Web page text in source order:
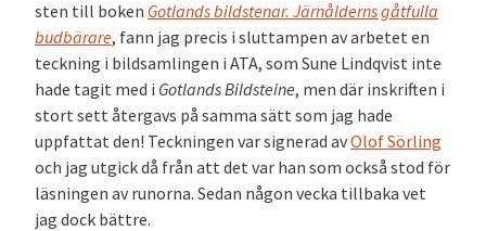
sten till boken Gotlands bildstenar. Järnålderns gåtfulla
budbärare, fann jag precis i sluttampen av arbetet en
teckning i bildsamlingen i ATA, som Sune Lindqvist inte
hade tagit med i Gotlands Bildsteine, men där inskriften i
stort sett återgavs på samma sätt som jag hade
uppfattat den! Teckningen var signerad avOlof Sörling
och jag utgick då från att det var han som också stod för
läsningen av runorna. Sedan någon vecka tillbaka vet
jag dock bättre.